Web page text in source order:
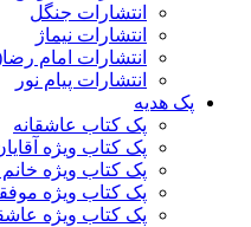
انتشارات جنگل
انتشارات نیماژ
انتشارات امام
انتشارات پیام نور
پک هدیه
پک کتاب عاشقانه
پک کتاب ویژه
پک کتاب ویژه خانم
پک کتاب ویژه
پک کتاب ویژه